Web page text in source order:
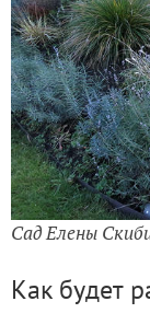
Сад Елены
Как будет